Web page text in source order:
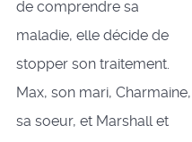
de comprendre sa
maladie, elle décide de
stopper son traitement.
Max, son mari, Charmaine,
sa soeur, et Marshall et